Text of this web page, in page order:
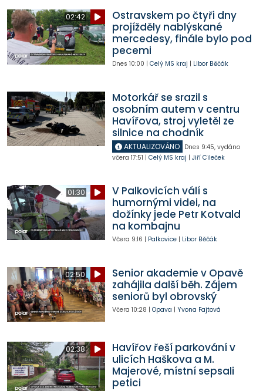
02:42
Ostravskem po čtyři dny
projížděly nablýskané
mercedesy, finále bylo pod
pecemi
Dnes 10:00 | Celý MS kraj | Libor Běčák
Motorkář se srazil s
osobním autem v centru
Havířova, stroj vyletěl ze
silnice na chodník
AKTUALIZOVÁNO Dnes 9:45, vydáno
včera 17:51 | Celý MS kraj | Jiří Cileček
01:30
V Palkovicích válí s
humornými videi, na
dožínky jede Petr Kotvald
na kombajnu
Včera 9:16 | Palkovice| Libor Běčák
02:50
Senior akademie v Opavě
zahájila další běh. Zájem
seniorů byl obrovský
Včera 10:28 | Opava | Yvona Fajtová
02:38
Havířov řeší parkování v
ulicích Haškova a M.
Majerové, místní sepsali
petici